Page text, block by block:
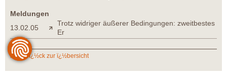
Meldungen
13.02.05
Trotz widriger äußerer Bedingungen: zweitbestes
Er
zurï¿½ck zur ï¿½bersicht